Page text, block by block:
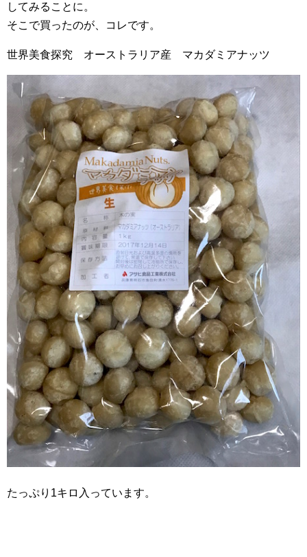
してみることに。
そこで買ったのが、コレです。
世界美食探究 オーストラリア産 マカダミアナッツ
たっぷり1キロ入っています。